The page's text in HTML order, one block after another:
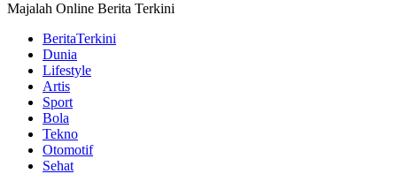
Majalah Online Berita Terkini
BeritaTerkini
Dunia
Lifestyle
Artis
Sport
Bola
Tekno
Otomotif
Sehat